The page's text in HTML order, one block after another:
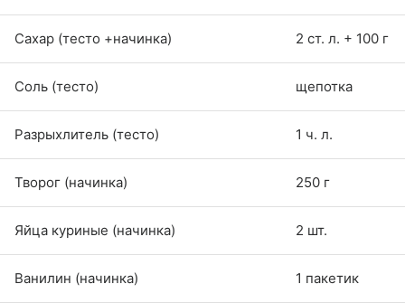
Сахар (тесто +начинка) 2 ст. л. + 100 г
Соль (тесто) щепотка
Разрыхлитель (тесто) 1 ч. л.
Творог (начинка) 250 г
Яйца куриные (начинка) 2 шт.
Ванилин (начинка) 1 пакетик